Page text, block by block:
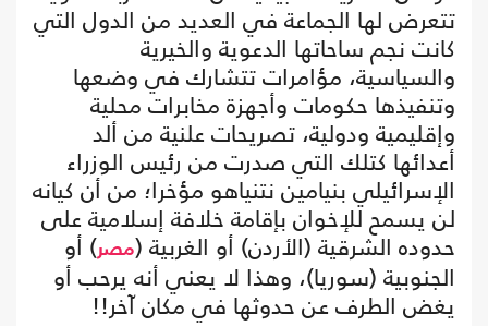
تتعرض لها الجماعة في العديد من الدول التي
كانت نجم ساحاتها الدعوية والخيرية
والسياسية، مؤامرات تتشارك في وضعها
وتنفيذها حكومات وأجهزة مخابرات محلية
وإقليمية ودولية، تصريحات علنية من ألد
أعدائها كتلك التي صدرت من رئيس الوزراء
الإسرائيلي بنيامين نتنياهو مؤخرا؛ من أن كيانه
لن يسمح للإخوان بإقامة خلافة إسلامية على
حدوده الشرقية (الأردن) أو الغربية (مصر) أو
الجنوبية (سوريا)، وهذا لا يعني أنه يرحب أو
يغض الطرف عن حدوثها في مكان آخر!!